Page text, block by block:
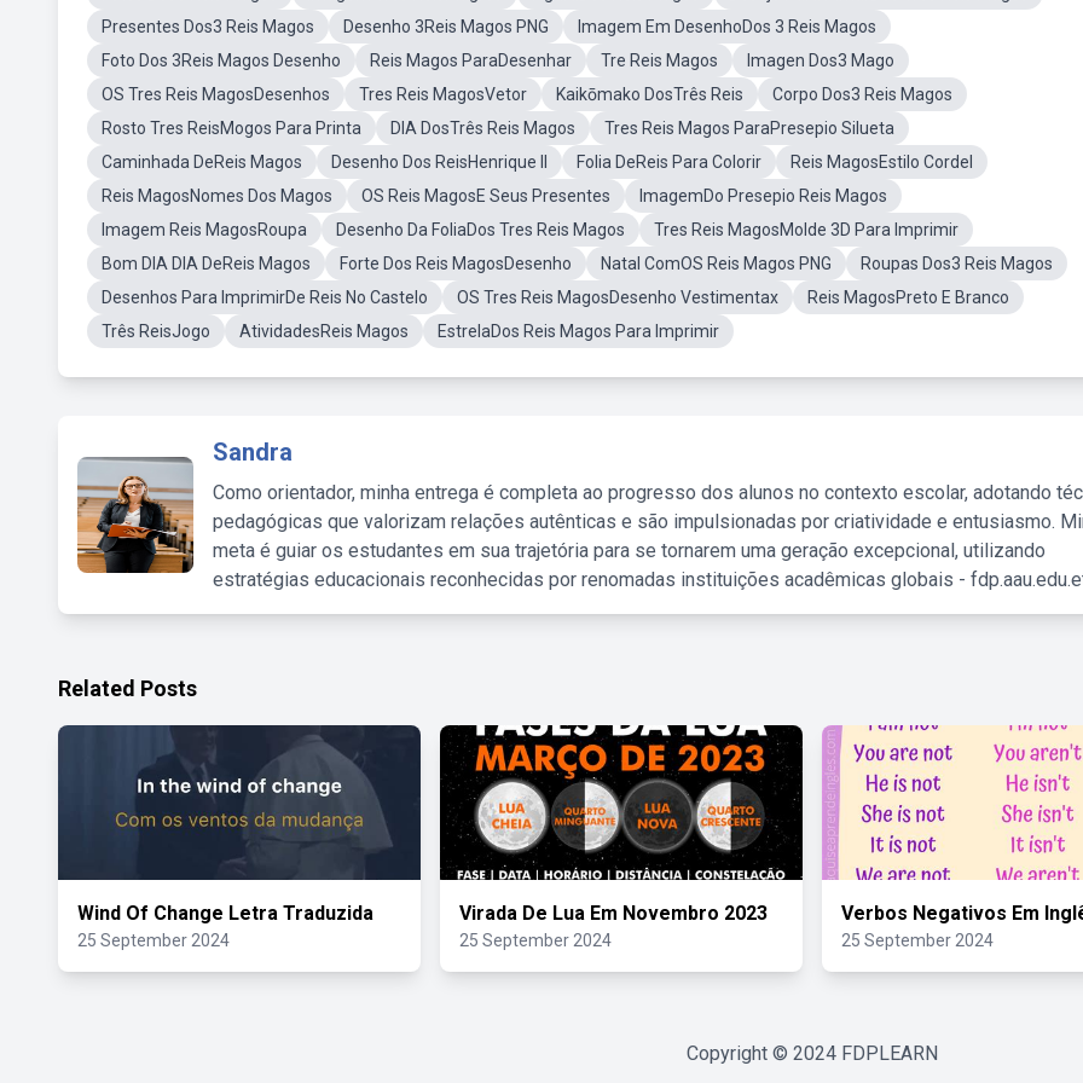
Presentes Dos3 Reis Magos
Desenho 3Reis Magos PNG
Imagem Em DesenhoDos 3 Reis Magos
Foto Dos 3Reis Magos Desenho
Reis Magos ParaDesenhar Tre Reis Magos
Imagen Dos3 Mago
OS Tres Reis MagosDesenhos
Tres Reis MagosVetor Kaikōmako DosTrês Reis
Corpo Dos3 Reis Magos
Rosto Tres ReisMogos Para Printa
DIA DosTrês Reis Magos
Tres Reis Magos ParaPresepio Silueta
Caminhada DeReis Magos
Desenho Dos ReisHenrique II Folia DeReis Para Colorir
Reis MagosEstilo Cordel
Reis MagosNomes Dos Magos
OS Reis MagosE Seus Presentes
ImagemDo Presepio Reis Magos
Imagem Reis MagosRoupa
Desenho Da FoliaDos Tres Reis Magos
Tres Reis MagosMolde 3D Para Imprimir
Bom DIA DIA DeReis Magos
Forte Dos Reis MagosDesenho Natal ComOS Reis Magos PNG
Roupas Dos3 Reis Magos
Desenhos Para ImprimirDe Reis No Castelo
OS Tres Reis MagosDesenho Vestimentax
Reis MagosPreto E Branco
Três ReisJogo
AtividadesReis Magos EstrelaDos Reis Magos Para Imprimir
Sandra
Como orientador, minha entrega é completa ao progresso dos alunos no contexto escolar, adotando
pedagógicas que valorizam relações autênticas e são impulsionadas por criatividade e entusiasmo.
meta é guiar os estudantes em sua trajetória para se tornarem uma geração excepcional, utilizando
estratégias educacionais reconhecidas por renomadas instituições acadêmicas globais -
Related Posts
Wind Of Change Letra Traduzida
25 September 2024
Virada De Lua Em Novembro 2023
25 September 2024
Verbos Negativos Em
25 September 2024
Copyright © 2024 FDPLEARN